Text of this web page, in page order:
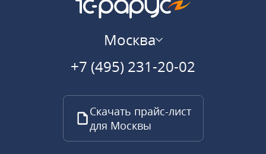
Москва
+7 (495) 231-20-02
Скачать прайс-лист
для Москвы